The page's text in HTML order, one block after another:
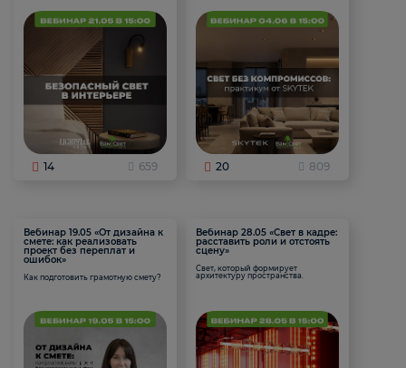
14 659 20 809
Вебинар 19.05 «От дизайна к
смете: как реализовать
проект без переплат и
ошибок»
Как подготовить грамотную смету?
Вебинар 28.05 «Свет в кадре:
расставить роли и отстоять
сцену»
Свет, который формирует
архитектуру пространства.